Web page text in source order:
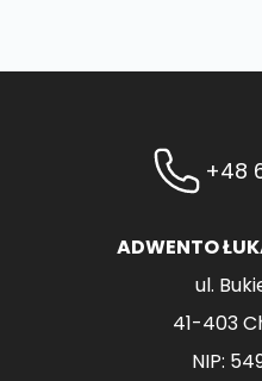
+48
ADWENTO
ul.
41-403
NIP: